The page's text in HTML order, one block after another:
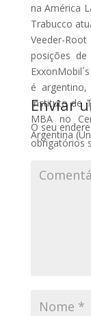
na América
Trabucco
Veeder-
posições
é
Instituto de
MBA no
Argentina
Enviar
O seu
obrigatórios